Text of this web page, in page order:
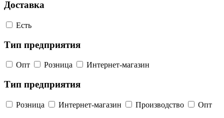
Доставка
Есть
Тип предприятия
Опт Розница Интернет-магазин
Тип предприятия
Розница Интернет-магазин Производство Опт